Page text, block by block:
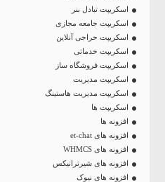
اسکریپت تبادل بنر
اسکریپت جامعه مجازی
اسکریپت حراجی آنلاین
اسکریپت خدماتی
اسکریپت فروشگاه ساز
اسکریپت مدیریت
اسکریپت مدیریت هاستینگ
اسکریپت ها
افزونه ها
افزونه های et-chat
افزونه های WHMCS
افزونه های شیرترانیکس
افزونه های نیوک